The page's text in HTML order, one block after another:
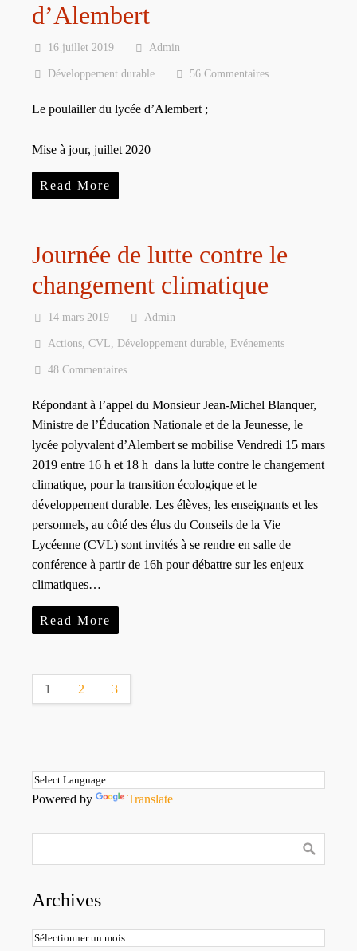
d’Alembert
16 juillet 2019 Admin
Développement durable 56 Commentaires
Le poulailler du lycée d’Alembert ;
Mise à jour, juillet 2020
Read More
Journée de lutte contre le
changement climatique
14 mars 2019 Admin
Actions CVL Développement durable Evénements
48 Commentaires
Répondant à l’appel du Monsieur Jean-Michel Blanquer,
Ministre de l’Éducation Nationale et de la Jeunesse, le
lycée polyvalent d’Alembert se mobilise Vendredi 15 mars
2019 entre 16 h et 18 h dans la lutte contre le changement
climatique, pour la transition écologique et le
développement durable. Les élèves, les enseignants et les
personnels, au côté des élus du Conseils de la Vie
Lycéenne (CVL) sont invités à se rendre en salle de
conférence à partir de 16h pour débattre sur les enjeux
climatiques…
Read More
1 2 3
Powered by Translate
Archives
Archives